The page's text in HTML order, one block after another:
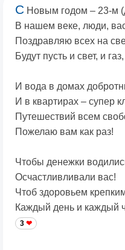
С Новым годом – 23-м
В нашем веке, люди,
Поздравляю всех на
Будут пусть и свет, и газ,
И вода в домах
И в квартирах – супер
Путешествий всем
Пожелаю вам как раз!
Чтобы денежки
Осчастливливали вас!
Чтоб здоровьем
Каждый день и каждый
3